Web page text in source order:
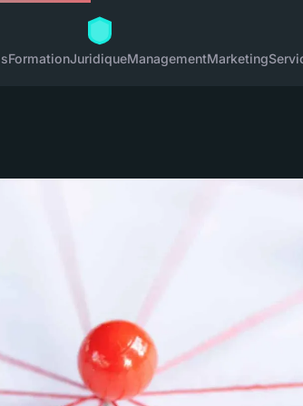
FormationJuridiqueManagementMarketing